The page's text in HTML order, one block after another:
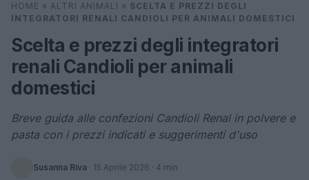
Cerca
HOME » ALTRI ANIMALI » SCELTA E PREZZI DEGLI
INTEGRATORI RENALI CANDIOLI PER ANIMALI DOMESTICI
Scelta e prezzi degli integratori
renali Candioli per animali
domestici
Breve guida alle confezioni Candioli Renal in polvere e
pasta con i prezzi indicati e suggerimenti d'uso
Susanna Riva · 15 Aprile 2026 · 4 min